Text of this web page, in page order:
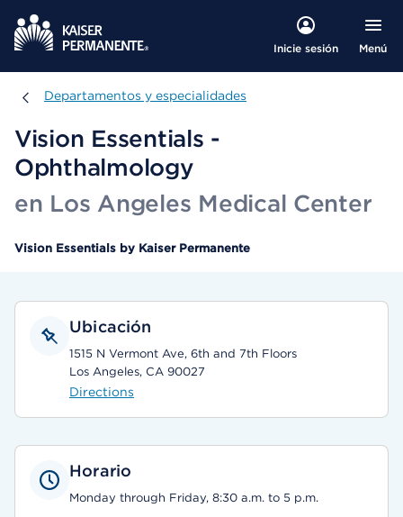
Inicie sesión Menú
Departamentos y especialidades
Departamentos y especialidades
Vision Essentials -
Ophthalmology
en Los Angeles Medical Center
Vision Essentials by Kaiser Permanente
Ubicación
1515 N Vermont Ave, 6th and 7th Floors
Los Angeles, CA 90027
Directions
Horario
Monday through Friday, 8:30 a.m. to 5 p.m.